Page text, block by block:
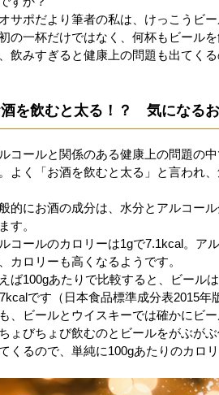
サポだより筆者の私は、けっこうビ
の一杯だけではなく、何杯もビール
飲みすぎると健康上の問題も出てく
を飲むと太る！？ 気になる
コールと関係のある健康上の問題の
よく「お酒を飲むと太る」と言われ
的にお酒の成分は、水分とアルコー
す。
コールのカロリーは1gで7.1kcal。ア
カロリーも高くなるようです。
ば100gあたりで比較すると、ビール
です（日本食品標準成分表2015年
、ビールとウイスキーでは確かにビ
ょびちょび飲むのとビールをがぶが
くるので、単純に100gあたりのカロ